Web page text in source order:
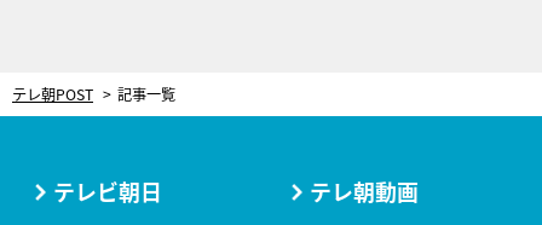
テレ朝POST 記事一覧
テレビ朝日 テレ朝動画